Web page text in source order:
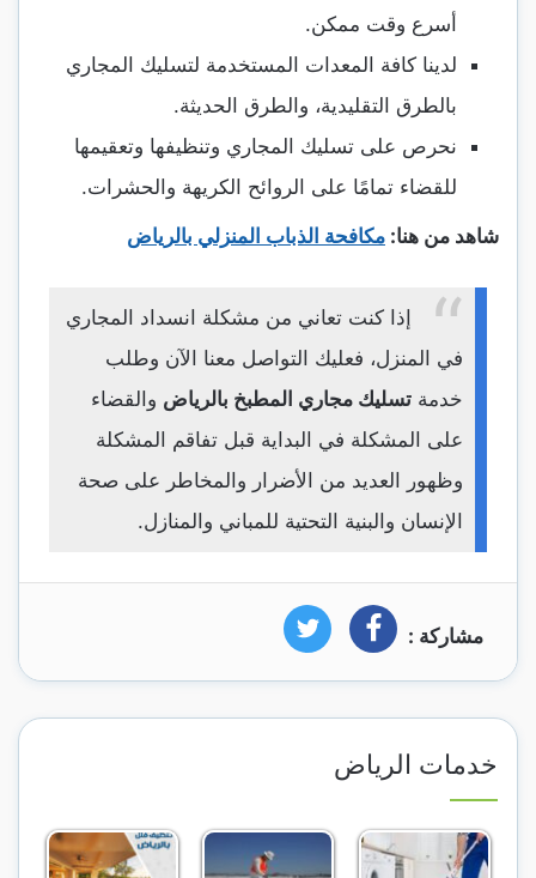
أسرع وقت ممكن.
لدينا كافة المعدات المستخدمة لتسليك المجاري
بالطرق التقليدية، والطرق الحديثة.
نحرص على تسليك المجاري وتنظيفها وتعقيمها
للقضاء تمامًا على الروائح الكريهة والحشرات.
شاهد من هنا: مكافحة الذباب المنزلي بالرياض
إذا كنت تعاني من مشكلة انسداد المجاري
في المنزل، فعليك التواصل معنا الآن وطلب
خدمة تسليك مجاري المطبخ بالرياض والقضاء
على المشكلة في البداية قبل تفاقم المشكلة
وظهور العديد من الأضرار والمخاطر على صحة
الإنسان والبنية التحتية للمباني والمنازل.
مشاركة : فيسبوك تويتر
خدمات الرياض